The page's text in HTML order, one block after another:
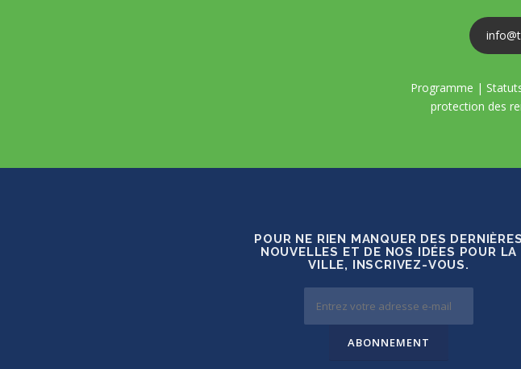
Programme |
protection des
POUR NE RIEN MANQUER DES DERNIÈRES
NOUVELLES ET DE NOS IDÉES POUR LA
VILLE, INSCRIVEZ-VOUS.